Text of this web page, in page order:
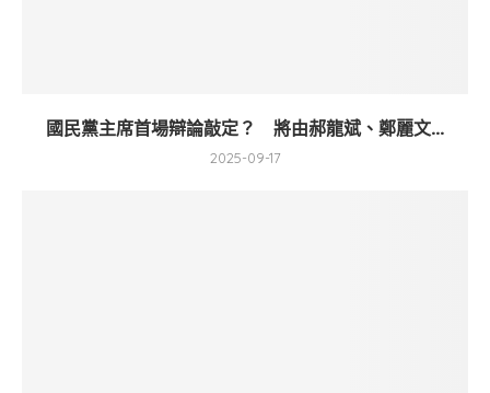
國民黨主席首場辯論敲定？ 將由郝龍斌、鄭麗文...
2025-09-17